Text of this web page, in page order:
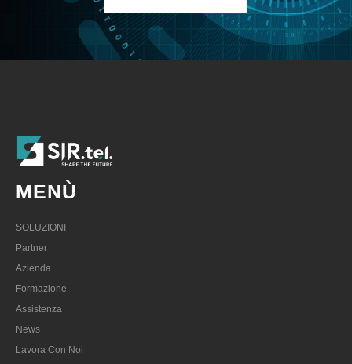
MENÙ
SOLUZIONI
Partner
Azienda
Formazione
Assistenza
News
Lavora Con Noi